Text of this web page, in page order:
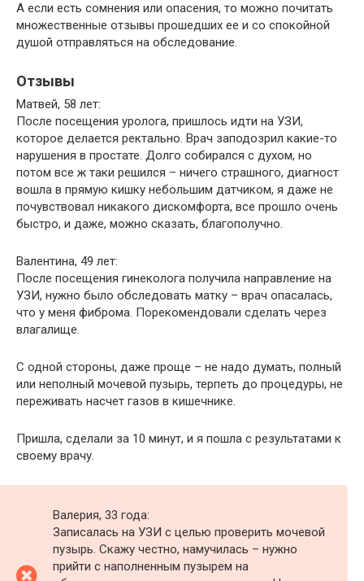
А если есть сомнения или опасения, то можно почитать
множественные отзывы прошедших ее и со спокойной
душой отправляться на обследование.
Отзывы
Матвей, 58 лет:
После посещения уролога, пришлось идти на УЗИ,
которое делается ректально. Врач заподозрил какие-то
нарушения в простате. Долго собирался с духом, но
потом все ж таки решился – ничего страшного, диагност
вошла в прямую кишку небольшим датчиком, я даже не
почувствовал никакого дискомфорта, все прошло очень
быстро, и даже, можно сказать, благополучно.
Валентина, 49 лет:
После посещения гинеколога получила направление на
УЗИ, нужно было обследовать матку – врач опасалась,
что у меня фиброма. Порекомендовали сделать через
влагалище.
С одной стороны, даже проще – не надо думать, полный
или неполный мочевой пузырь, терпеть до процедуры, не
переживать насчет газов в кишечнике.
Пришла, сделали за 10 минут, и я пошла с результатами к
своему врачу.
Валерия, 33 года:
Записалась на УЗИ с целью проверить мочевой
пузырь. Скажу честно, намучилась – нужно
прийти с наполненным пузырем на